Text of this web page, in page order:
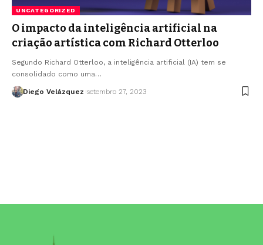
UNCATEGORIZED
O impacto da inteligência artificial na
criação artística com Richard Otterloo
Segundo Richard Otterloo, a inteligência artificial (IA) tem se
consolidado como uma…
Diego Velázquez setembro 27, 2023